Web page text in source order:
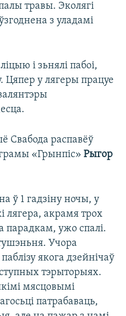
травы. Эколягі
з уладамі
і зьнялі пабоі,
Цяпер у лягеры працуе
Свабода распавёў
«Грынпіс» Рыгор
ў 1 гадзіну ночы, у
лягера, акрамя трох
парадкам, ужо спалі.
Учора
якога дзейнічаў
тэрыторыях.
мясцовымі
патрабаваць,